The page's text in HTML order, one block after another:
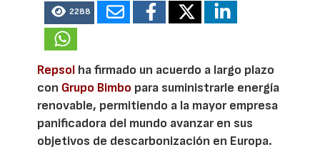
2288
Repsol ha firmado un acuerdo a largo plazo
con Grupo Bimbo para suministrarle energía
renovable, permitiendo a la mayor empresa
panificadora del mundo avanzar en sus
objetivos de descarbonización en Europa.